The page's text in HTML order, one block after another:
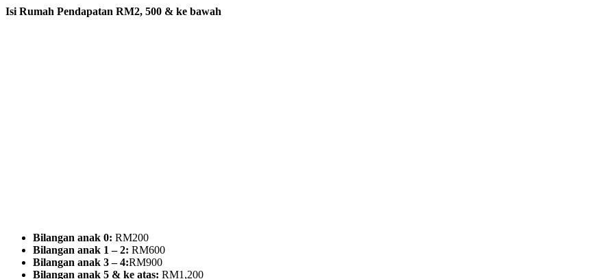
Isi Rumah Pendapatan RM2, 500 & ke bawah
Bilangan anak 0: RM200
Bilangan anak 1 – 2: RM600
Bilangan anak 3 – 4:RM900
Bilangan anak 5 & ke atas: RM1,200